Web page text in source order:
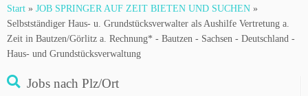
Inhalt
springen
Start » JOB SPRINGER AUF ZEIT BIETEN UND SUCHEN »
Selbstständiger Haus- u. Grundstücksverwalter als Aushilfe Vertretung a.
Zeit in Bautzen/Görlitz a. Rechnung* - Bautzen - Sachsen - Deutschland -
Haus- und Grundstücksverwaltung
Jobs nach Plz/Ort